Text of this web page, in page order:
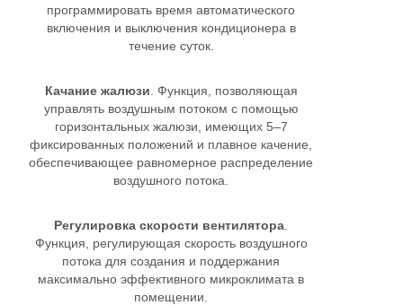
программировать время автоматического
включения и выключения кондиционера в
течение суток.
Качание жалюзи . Функция, позволяющая
управлять воздушным потоком с помощью
горизонтальных жалюзи, имеющих 5–7
фиксированных положений и плавное качение,
обеспечивающее равномерное распределение
воздушного потока.
Регулировка скорости вентилятора
Функция, регулирующая скорость воздушного
потока для создания и поддержания
максимально эффективного микроклимата в
помещении.